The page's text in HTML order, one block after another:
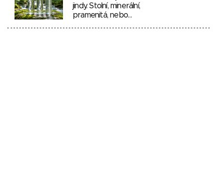
jindy. Stolní, minerální,
pramenitá, nebo…